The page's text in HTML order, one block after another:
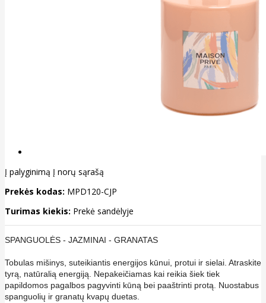
Į palyginimą Į norų sąrašą
Prekės kodas: MPD120-CJP
Turimas kiekis: Prekė sandėlyje
SPANGUOLĖS - JAZMINAI - GRANATAS
Tobulas mišinys, suteikiantis energijos kūnui, protui ir sielai. Atraskite
tyrą, natūralią energiją. Nepakeičiamas kai reikia šiek tiek
papildomos pagalbos pagyvinti kūną bei paaštrinti protą. Nuostabus
spanguolių ir granatų kvapų duetas.